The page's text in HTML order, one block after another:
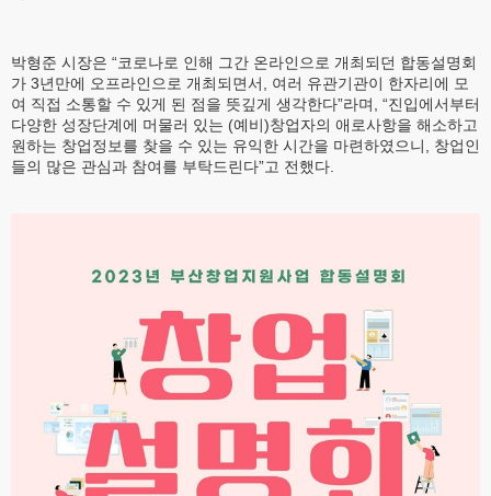
박형준 시장은 “코로나로 인해 그간 온라인으로 개최되던 합동설명회
가 3년만에 오프라인으로 개최되면서, 여러 유관기관이 한자리에 모
여 직접 소통할 수 있게 된 점을 뜻깊게 생각한다”라며, “진입에서부터
다양한 성장단계에 머물러 있는 (예비)창업자의 애로사항을 해소하고
원하는 창업정보를 찾을 수 있는 유익한 시간을 마련하였으니, 창업인
들의 많은 관심과 참여를 부탁드린다”고 전했다.